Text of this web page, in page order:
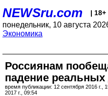
NEWSru.com | 18+
понедельник, 10 августа
Экономика
Россиянам
падение реальных
время публикации: 12 сентября 2016 г.,
2017 г., 09:54